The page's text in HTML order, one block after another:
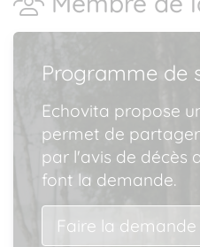
Programme de
Echovita propose
permet de
par l'avis de décès
font la demande.
Faire la demande